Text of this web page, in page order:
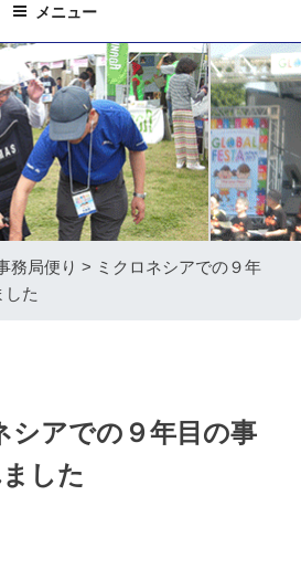
メニュー
務局便り > ミクロネシアでの９年
した
シアでの９年目の事
した